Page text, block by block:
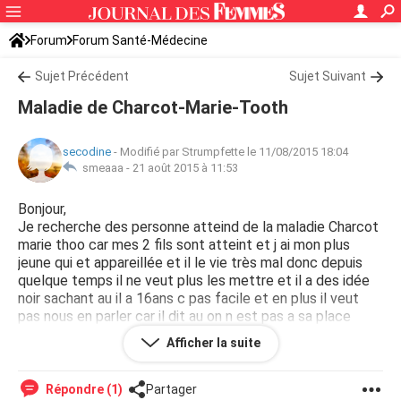
Forum Forum Santé-Médecine
Symptômes et maladies courantes Maladies neurologiques
Sujet Précédent Sujet Suivant
Maladie de Charcot-Marie-Tooth
secodine - Modifié par Strumpfette le 11/08/2015 18:04
smeaaa - 21 août 2015 à 11:53
Bonjour,
Je recherche des personne atteind de la maladie Charcot
marie thoo car mes 2 fils sont atteint et j ai mon plus
jeune qui et appareillée et il le vie très mal donc depuis
quelque temps il ne veut plus les mettre et il a des idée
noir sachant au il a 16ans c pas facile et en plus il veut
pas nous en parler car il dit au on n est pas a sa place
donc on ne le comprend pas donc s il vous plait aidez moi
a le comprendre merci d avance.
Afficher la suite
Répondre (1) Partager